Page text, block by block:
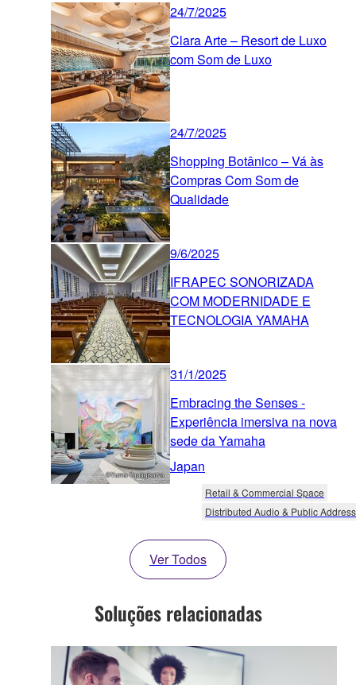
24/7/2025
Clara Arte – Resort de Luxo
com Som de Luxo
24/7/2025
Shopping Botânico – Vá às
Compras Com Som de
Qualidade
9/6/2025
IFRAPEC SONORIZADA
COM MODERNIDADE E
TECNOLOGIA YAMAHA
31/1/2025
Embracing the Senses -
Experiência imersiva na nova
sede da Yamaha
Japan
Retail & Commercial Space
Distributed Audio & Public Address
Ver Todos
Soluções relacionadas